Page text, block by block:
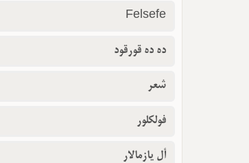
Felsefe
ده ده قورقود
شعر
فولکلور
أل یازمالار